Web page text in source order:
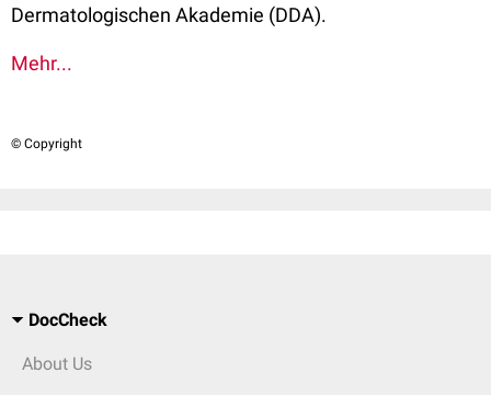
Dermatologischen Akademie (DDA).
Mehr...
© Copyright
DocCheck
About Us